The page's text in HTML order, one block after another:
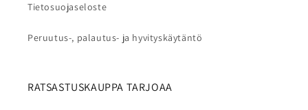
Tietosuojaseloste
Peruutus-, palautus- ja hyvityskäytäntö
RATSASTUSKAUPPA TARJOAA